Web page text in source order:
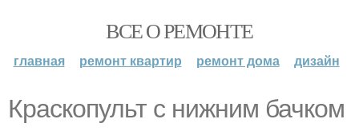
ВСЕ О РЕМОНТЕ
главная ремонт квартир ремонт дома дизайн
Краскопульт с нижним бачком